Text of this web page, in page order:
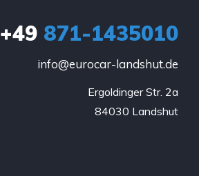
+49871-1435010
info@eurocar-landshut.de
Ergoldinger Str. 2a
84030 Landshut